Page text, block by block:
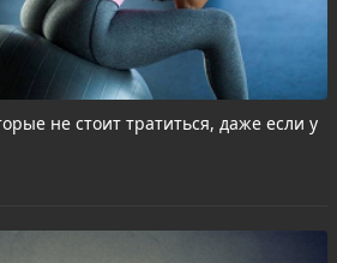
не стоит тратиться, даже если у